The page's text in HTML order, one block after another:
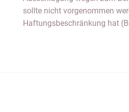
Haftungsbeschränkung hat